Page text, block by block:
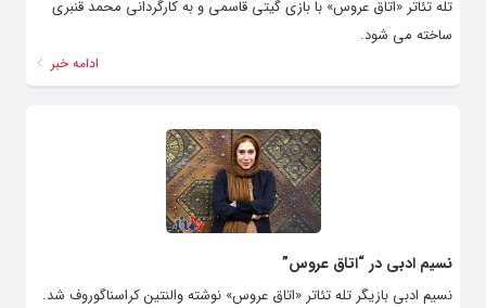
تله تئاتر «اتاق عروس» با بازی گیتی قاسمی و به کارگردانی محمد قنبری
ساخته می شود.
ادامه خبر
نسیم ادبی در “اتاق عروس”
نسیم ادبی بازیگر تله تئاتر «اتاق عروس» نوشته والنتین کراسناگوروف شد.